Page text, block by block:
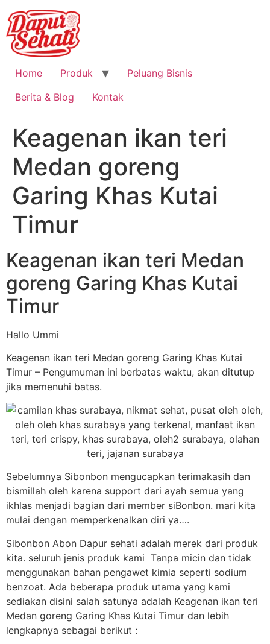
Home Produk
Peluang Bisnis
Berita & Blog
Kontak
Keagenan ikan teri
Medan goreng
Garing Khas Kutai
Timur
Keagenan ikan teri Medan
goreng Garing Khas Kutai
Timur
Hallo Ummi
Keagenan ikan teri Medan goreng Garing Khas Kutai
Timur – Pengumuman ini berbatas waktu, akan ditutup
jika memenuhi batas.
Sebelumnya Sibonbon mengucapkan terimakasih dan
bismillah oleh karena support dari ayah semua yang
ikhlas menjadi bagian dari member siBonbon. mari kita
mulai dengan memperkenalkan diri ya….
Sibonbon Abon Dapur sehati adalah merek dari produk
kita. seluruh jenis produk kami Tanpa micin dan tidak
menggunakan bahan pengawet kimia seperti sodium
benzoat. Ada beberapa produk utama yang kami
sediakan disini salah satunya adalah Keagenan ikan teri
Medan goreng Garing Khas Kutai Timur dan lebih
lengkapnya sebagai berikut :